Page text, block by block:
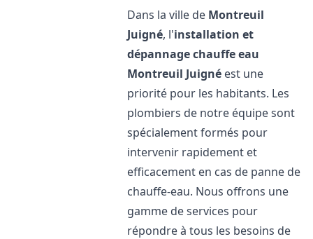
Dans la ville de Montreuil
Juigné, l'installation et
dépannage chauffe eau
Montreuil Juigné est une
priorité pour les habitants. Les
plombiers de notre équipe sont
spécialement formés pour
intervenir rapidement et
efficacement en cas de panne de
chauffe-eau. Nous offrons une
gamme de services pour
répondre à tous les besoins de